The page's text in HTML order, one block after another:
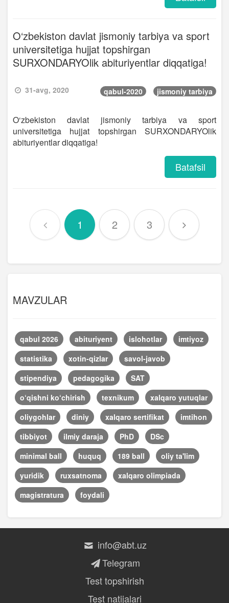
O‘zbekiston davlat jismoniy tarbiya va sport
universitetiga hujjat topshirgan
SURXONDARYOlik abituriyentlar diqqatiga!
31-avg, 2020 qabul-2020 jismoniy tarbiya
O‘zbekiston davlat jismoniy tarbiya va sport
universitetiga hujjat topshirgan SURXONDARYOlik
abituriyentlar diqqatiga!
Batafsil
1 2 3
MAVZULAR
qabul 2026 abituriyent islohotlar
imtiyoz
statistika
xotin-qizlar
savol-javob
stipendiya
pedagogika
SAT
o‘qishni ko‘chirish
texnikum
xalqaro yutuqlar
oliygohlar
diniy xalqaro sertifikat
imtihon
tibbiyot
ilmiy daraja PhD
DSc
minimal ball
huquq 189 ball
oliy ta'lim
yuridik
ruxsatnoma
xalqaro olimpiada
magistratura
foydali
info@abt.uz
Telegram
Test topshirish
Test natijalari